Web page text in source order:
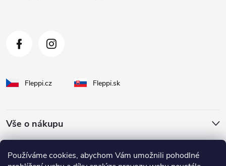
Používáme cookies, abychom Vám umožnili pohodlné
Fleppi.cz Fleppi.sk
Vše o nákupu
O Fleppi